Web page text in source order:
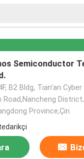
Semiconductor
B2 Bldg, Tian'an Cyber
Road,Nancheng
Province,Çin